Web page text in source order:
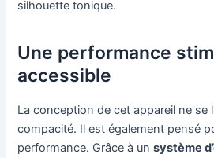
silhouette tonique.
Une performance
accessible
La conception de cet appareil ne se
compacité. Il est également pensé
performance. Grâce à unsystème